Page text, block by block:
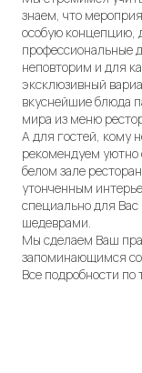
знаем, что
особую концепцию,
профессиональные
неповторим и для
эксклюзивный
вкуснейшие блюда
мира из меню
А для гостей, кому
рекомендуем уютно
белом зале
утонченным
специально для
шедеврами.
Мы сделаем Ваш
запоминающимся
Все подробности